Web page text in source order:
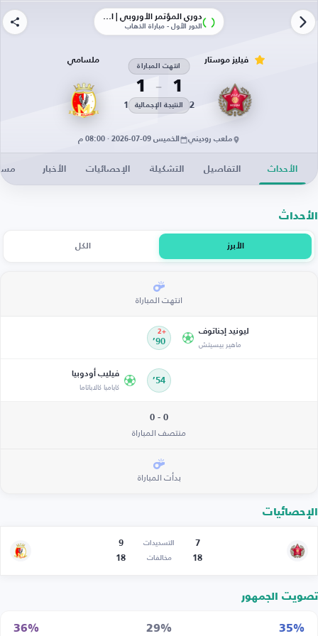
دوري المؤتمر الأوروبي | الأدوار الإقصائية
الدور الأول - مباراة الذهاب
1
انتهت المباراة
1
2 النتيجة الإجمالية 1
ملسامي
ملعب روديني الخميس 09-07-2026 · 08:00 م
الأحداث التفاصيل التشكيلة الإحصائيات الأخبار
الأحداث
الأبرز الكل
انتهت المباراة
ليونيد إجناتوف
ماهير بيسيتش 90’
+2
54’
فيليب أودوبيا
كابامبا كالاباتاما
0 - 0
منتصف المباراة
بدأت المباراة
الإحصائيات
7 التسديدات
9
18
مخالفات 18
تصويت الجمهور
35%
29%
36%